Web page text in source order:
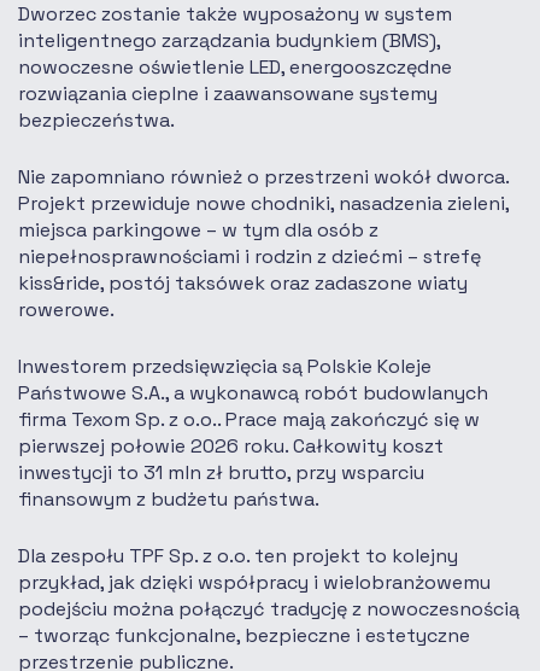
Dworzec zostanie także wyposażony w system
inteligentnego zarządzania budynkiem (BMS),
nowoczesne oświetlenie LED, energooszczędne
rozwiązania cieplne i zaawansowane systemy
bezpieczeństwa.
Nie zapomniano również o przestrzeni wokół dworca.
Projekt przewiduje nowe chodniki, nasadzenia zieleni,
miejsca parkingowe – w tym dla osób z
niepełnosprawnościami i rodzin z dziećmi – strefę
kiss&ride, postój taksówek oraz zadaszone wiaty
rowerowe.
Inwestorem przedsięwzięcia są Polskie Koleje
Państwowe S.A., a wykonawcą robót budowlanych
firma Texom Sp. z o.o.. Prace mają zakończyć się w
pierwszej połowie 2026 roku. Całkowity koszt
inwestycji to 31 mln zł brutto, przy wsparciu
finansowym z budżetu państwa.
Dla zespołu TPF Sp. z o.o. ten projekt to kolejny
przykład, jak dzięki współpracy i wielobranżowemu
podejściu można połączyć tradycję z nowoczesnością
– tworząc funkcjonalne, bezpieczne i estetyczne
przestrzenie publiczne.